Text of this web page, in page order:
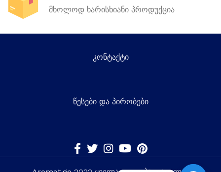
მხოლოდ ხარისხიანი პროდუქცია
კონტაქტი
წესები და პირობები